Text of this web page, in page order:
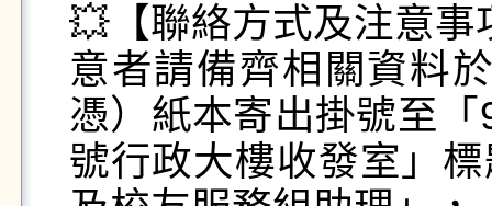
💥【聯絡方式及注意事
意者請備齊相關資料
憑）紙本寄出掛號至
號行政大樓收發室」